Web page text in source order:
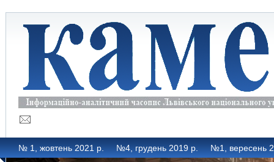
№ 1, жовтень 2021 р. №4, грудень 2019 р. №1, вересень